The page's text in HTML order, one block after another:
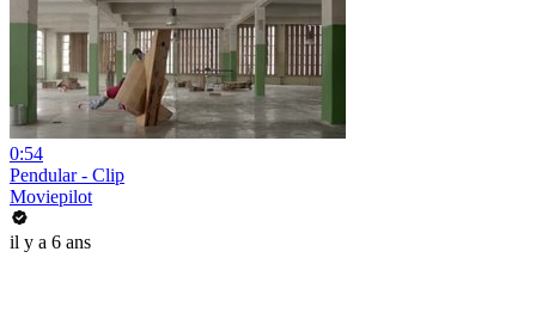
0:54
Pendular - Clip
Moviepilot
il y a 6 ans